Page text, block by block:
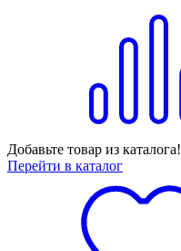
Добавьте товар из каталога!
Перейти в каталог